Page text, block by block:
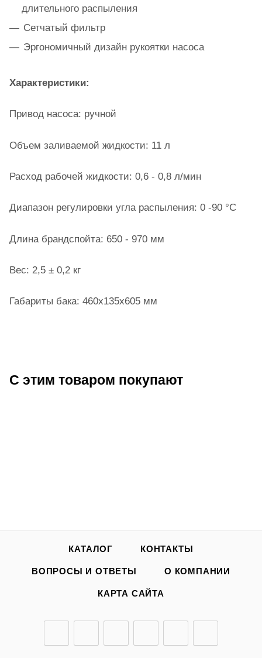
длительного распыления
Сетчатый фильтр
Эргономичный дизайн рукоятки насоса
Характеристики:
Привод насоса: ручной
Объем заливаемой жидкости: 11 л
Расход рабочей жидкости: 0,6 - 0,8 л/мин
Диапазон регулировки угла распыления: 0 -90 °С
Длина брандспойта: 650 - 970 мм
Вес: 2,5 ± 0,2 кг
Габариты бака: 460х135х605 мм
С этим товаром покупают
КАТАЛОГ КОНТАКТЫ
ВОПРОСЫ И ОТВЕТЫ О КОМПАНИИ
КАРТА САЙТА